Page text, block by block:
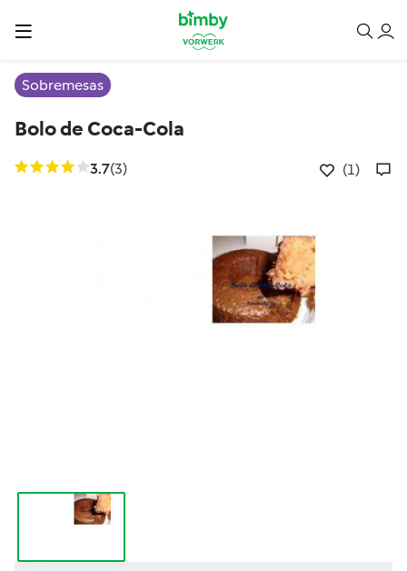
Sobremesas
Bolo de Coca-Cola
3.7(3) (1)